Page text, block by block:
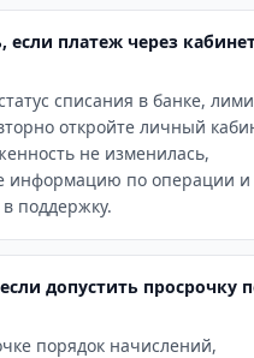
если платеж через
списания в банке,
откройте личный
не изменилась,
информацию по операции и
поддержку.
допустить просрочку
порядок начислений,